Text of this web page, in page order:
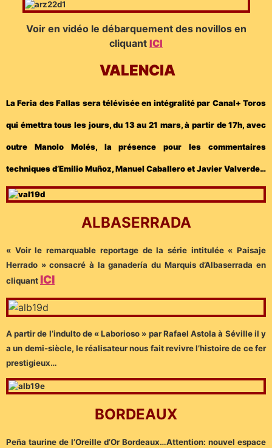
Voir en vidéo le débarquement des novillos en
cliquant ICI
VALENCIA
La Feria des Fallas sera télévisée en intégralité par Canal+ Toros
qui émettra tous les jours, du 13 au 21 mars, à partir de 17h, avec
outre Manolo Molés, la présence pour les commentaires
techniques d’Emilio Muñoz, Manuel Caballero et Javier Valverde…
ALBASERRADA
« Voir le remarquable reportage de la série intitulée « Paisaje
Herrado » consacré à la ganadería du Marquis d’Albaserrada en
cliquant ICI
A partir de l’indulto de « Laborioso » par Rafael Astola à Séville il y
a un demi-siècle, le réalisateur nous fait revivre l’histoire de ce fer
prestigieux…
BORDEAUX
Peña taurine de l’Oreille d’Or Bordeaux…Attention: nouvel espace